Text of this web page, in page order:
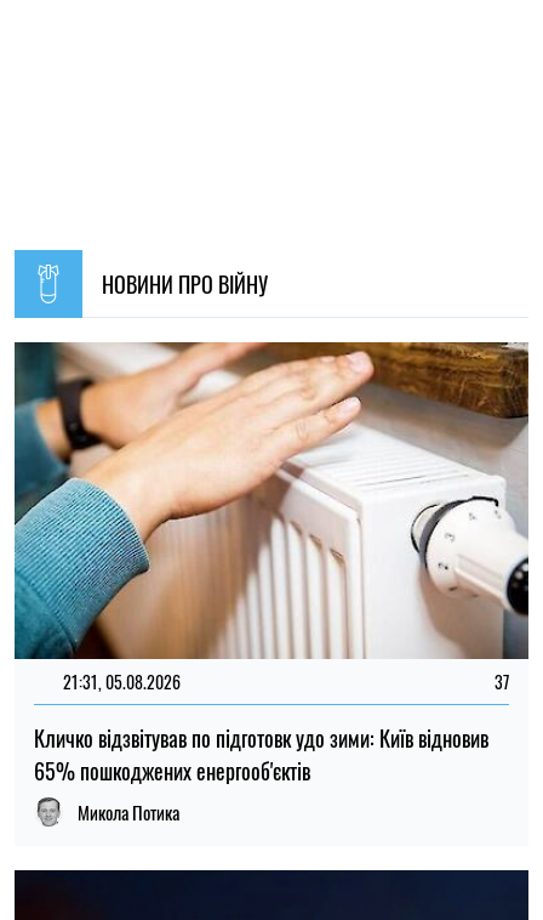
09:30, 31.07.2026 28534
В Україні з 1 серпня оновлять окремі норми мобілізації:
що зміниться для громадян
Ірина Де Люсто